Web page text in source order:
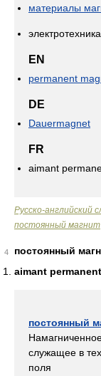
материалы
EN
permanent
DE
Dauermagnet
FR
aimant
Русско-английский
постоянный магнит
4
постоянный
aimant
постоянный
служащее в
поля